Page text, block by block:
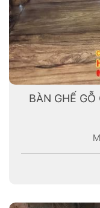
BÀN GHẾ